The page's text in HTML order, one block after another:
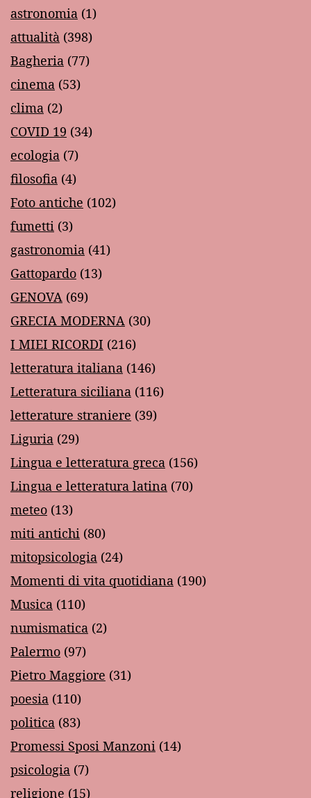
astronomia (1)
attualità (398)
Bagheria (77)
cinema (53)
clima (2)
COVID 19 (34)
ecologia (7)
filosofia (4)
Foto antiche (102)
fumetti (3)
gastronomia (41)
Gattopardo (13)
GENOVA (69)
GRECIA MODERNA (30)
I MIEI RICORDI (216)
letteratura italiana (146)
Letteratura siciliana (116)
letterature straniere (39)
Liguria (29)
Lingua e letteratura greca (156)
Lingua e letteratura latina (70)
meteo (13)
miti antichi (80)
mitopsicologia (24)
Momenti di vita quotidiana (190)
Musica (110)
numismatica (2)
Palermo (97)
Pietro Maggiore (31)
poesia (110)
politica (83)
Promessi Sposi Manzoni (14)
psicologia (7)
religione (15)